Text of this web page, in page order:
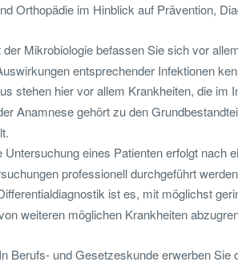
Orthopädie im Hinblick auf Prävention,
Mikrobiologie befassen Sie sich vor
entsprechender Infektionen
stehen hier vor allem Krankheiten, die im
Anamnese gehört zu den
Untersuchung eines Patienten erfolgt nach
professionell durchgeführt
ist es, mit möglichst
weiteren möglichen Krankheiten
In Berufs- und Gesetzeskunde erwerben